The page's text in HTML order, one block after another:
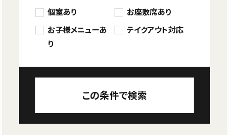
個室あり
お座敷席あり
お子様メニューあ
り
テイクアウト対応
この条件で検索